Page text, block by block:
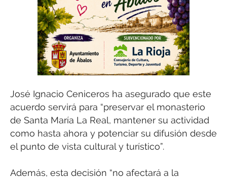
José Ignacio Ceniceros ha asegurado que este
acuerdo servirá para “preservar el monasterio
de Santa María La Real, mantener su actividad
como hasta ahora y potenciar su difusión desde
el punto de vista cultural y turístico”.
Además, esta decisión “no afectará a la